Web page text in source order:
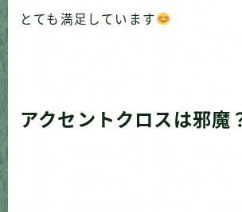
とても満足しています
アクセントクロスは邪魔